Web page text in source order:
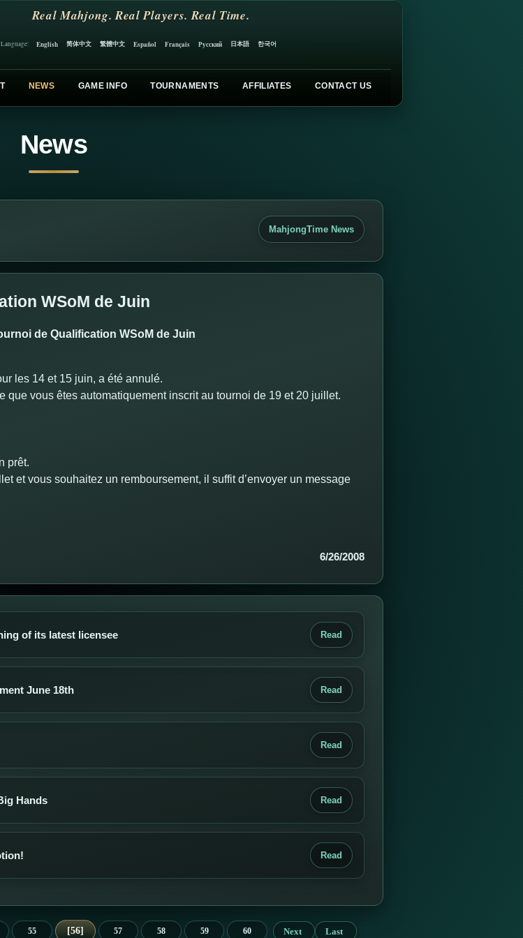
Real Mahjong. Real Players. Real Time.
Language: English 简体中文 繁體中文 Español Français Русский 日本語 한국어
NEWS GAME INFO TOURNAMENTS AFFILIATES CONTACT US
News
MahjongTime News
WSoM de Juin
de Qualification WSoM de Juin
les 14 et 15 juin, a été annulé.
vous êtes automatiquement inscrit au tournoi de 19 et 20 juillet.
prêt.
et vous souhaitez un remboursement, il suffit d’envoyer un message
6/26/2008
of its latest licensee Read
June 18th Read
Read
Hands Read
Read
55 56 57 58 59 60 Next Last